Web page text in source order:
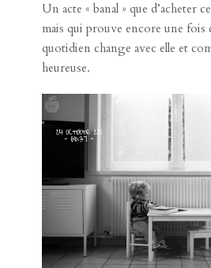
Un acte « banal » que d’acheter
mais qui prouve encore une fois
quotidien change avec elle et
heureuse.